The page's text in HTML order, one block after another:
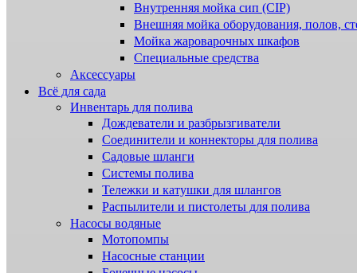
Внутренняя мойка сип (CIP)
Внешняя мойка оборудования, полов,
Мойка жароварочных шкафов
Специальные средства
Аксессуары
Всё для сада
Инвентарь для полива
Дождеватели и разбрызгиватели
Соединители и коннекторы для полива
Садовые шланги
Системы полива
Тележки и катушки для шлангов
Распылители и пистолеты для полива
Насосы водяные
Мотопомпы
Насосные станции